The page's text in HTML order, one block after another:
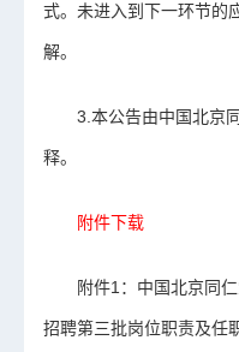
式。未进入到下一环节的
解。
3.本公告由中国北京
释。
附件下载
附件1：中国北京同
招聘第三批岗位职责及任